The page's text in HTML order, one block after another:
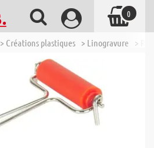
> Créations plastiques > Linogravure >
0